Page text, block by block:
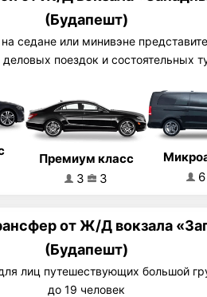
(Будапешт)
седане или минивэне
поездок и состоятельных
Премиум класс
3
3
6
от Ж/Д вокзала
(Будапешт)
лиц путешествующих большой
до 19 человек